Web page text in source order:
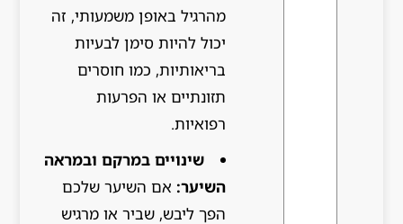
מהרגיל באופן משמעותי, זה
יכול להיות סימן לבעיות
בריאותיות, כמו חוסרים
תזונתיים או הפרעות
רפואיות.
שינויים במרקם ובמראה
השיער: אם השיער שלכם
הפך ליבש, שביר או מרגיש